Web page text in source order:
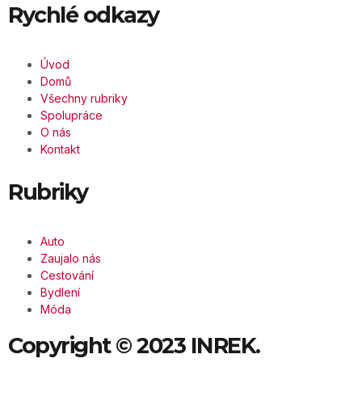
Rychlé odkazy
Úvod
Domů
Všechny rubriky
Spolupráce
O nás
Kontakt
Rubriky
Auto
Zaujalo nás
Cestování
Bydlení
Móda
Copyright © 2023 INREK.